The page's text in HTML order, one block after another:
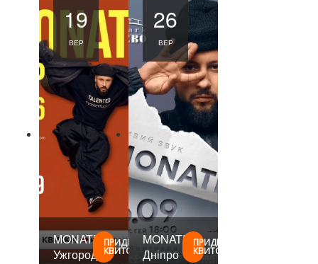
19
ВЕР
MONATIK
Ужгород
ПРИДБАТИ
КВИТОК
26
ВЕР
MONATIK
Дніпро
ПРИДБАТИ
КВИТОК